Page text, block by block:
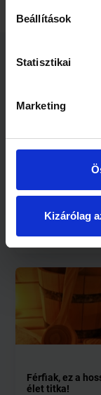
Beállítások
Statisztikai
Marketing
Kizárólag
&#8222;Anyu,
akarok iskolába
menni!&#8221;
Férfiak, ez a
élet titka!